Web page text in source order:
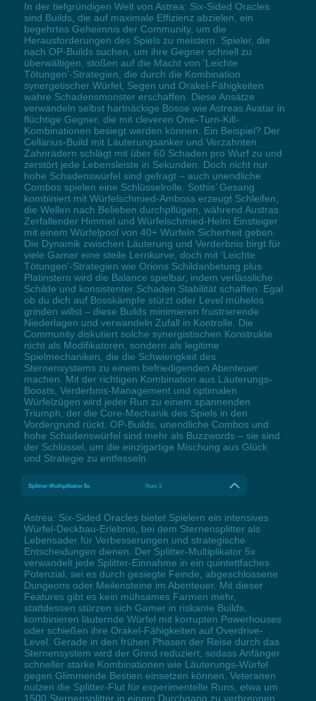
In der tiefgründigen Welt von Astrea: Six-Sided Oracles
sind Builds, die auf maximale Effizienz abzielen, ein
begehrtes Geheimnis der Community, um die
Herausforderungen des Spiels zu meistern. Spieler, die
nach OP-Builds suchen, um ihre Gegner schnell zu
überwältigen, stoßen auf die Macht von 'Leichte
Tötungen'-Strategien, die durch die Kombination
synergetischer Würfel, Segen und Orakel-Fähigkeiten
wahre Schadensmonster erschaffen. Diese Ansätze
verwandeln selbst hartnäckige Bosse wie Astreas Avatar in
flüchtige Gegner, die mit cleveren One-Turn-Kill-
Kombinationen besiegt werden können. Ein Beispiel? Der
Cellarius-Build mit Läuterungsanker und Verzahnten
Zahnrädern schlägt mit über 60 Schaden pro Wurf zu und
zerstört jede Lebensleiste in Sekunden. Doch nicht nur
hohe Schadenswürfel sind gefragt – auch unendliche
Combos spielen eine Schlüsselrolle. Sothis’ Gesang
kombiniert mit Würfelschmied-Amboss erzeugt Schleifen,
die Wellen nach Belieben durchpflügen, während Austras
Zerfallender Himmel und Würfelschmied-Helm Einsteiger
mit einem Würfelpool von 40+ Würfeln Sicherheit geben.
Die Dynamik zwischen Läuterung und Verderbnis birgt für
viele Gamer eine steile Lernkurve, doch mit 'Leichte
Tötungen'-Strategien wie Orions Schildanbetung plus
Platinstern wird die Balance spielbar, indem verlässliche
Schilde und konsistenter Schaden Stabilität schaffen. Egal
ob du dich auf Bosskämpfe stürzt oder Level mühelos
grinden willst – diese Builds minimieren frustrierende
Niederlagen und verwandeln Zufall in Kontrolle. Die
Community diskutiert solche synergistischen Konstrukte
nicht als Modifikatoren, sondern als legitime
Spielmechaniken, die die Schwierigkeit des
Sternensystems zu einem befriedigenden Abenteuer
machen. Mit der richtigen Kombination aus Läuterungs-
Boosts, Verderbnis-Management und optimalen
Würfelzügen wird jeder Run zu einem spannenden
Triumph, der die Core-Mechanik des Spiels in den
Vordergrund rückt. OP-Builds, unendliche Combos und
hohe Schadenswürfel sind mehr als Buzzwords – sie sind
der Schlüssel, um die einzigartige Mischung aus Glück
und Strategie zu entfesseln.
Splitter-Multiplikator 5x Num 3
Astrea: Six-Sided Oracles bietet Spielern ein intensives
Würfel-Deckbau-Erlebnis, bei dem Sternensplitter als
Lebensader für Verbesserungen und strategische
Entscheidungen dienen. Der Splitter-Multiplikator 5x
verwandelt jede Splitter-Einnahme in ein quintettfaches
Potenzial, sei es durch gesiegte Feinde, abgeschlossene
Dungeons oder Meilensteine im Abenteuer. Mit dieser
Features gibt es kein mühsames Farmen mehr,
stattdessen stürzen sich Gamer in riskante Builds,
kombinieren läuternde Würfel mit korrupten Powerhouses
oder schießen ihre Orakel-Fähigkeiten auf Overdrive-
Level. Gerade in den frühen Phasen der Reise durch das
Sternensystem wird der Grind reduziert, sodass Anfänger
schneller starke Kombinationen wie Läuterungs-Würfel
gegen Glimmende Bestien einsetzen können. Veteranen
nutzen die Splitter-Flut für experimentelle Runs, etwa um
1500 Sternensplitter in einem Durchgang zu verbrennen